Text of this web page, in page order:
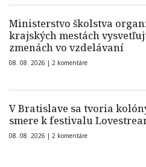
Ministerstvo školstva
krajských mestách
zmenách vo vzdelávaní
08. 08. 2026 | 2 komentáre
V Bratislave sa tvoria
smere k festivalu
08. 08. 2026 | 2 komentáre